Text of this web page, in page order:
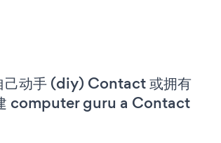
己动手 (diy) Contact 或拥有
computer guru a Contact